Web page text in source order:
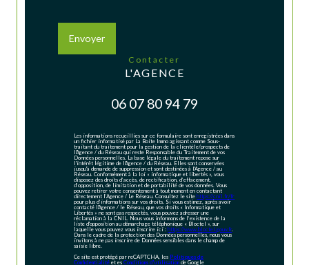
Envoyer
contacter
L'AGENCE
06 07 80 94 79
Les informations recueillies sur ce formulaire sont enregistrées dans
un fichier informatisé par La Boite Immo agissant comme Sous-
traitant du traitement pour la gestion de la clientèle/prospects de
l'Agence / du Réseau qui reste Responsable du Traitement de vos
Données personnelles. La base légale du traitement repose sur
l'intérêt légitime de l'Agence / du Réseau. Elles sont conservées
jusqu'à demande de suppression et sont destinées à l'Agence / au
Réseau. Conformément à la loi « informatique et libertés », vous
disposez des droits d’accès, de rectification, d’effacement,
d’opposition, de limitation et de portabilité de vos données. Vous
pouvez retirer votre consentement à tout moment en contactant
directement l’Agence / Le Réseau. Consultez le sitehttps://cnil.fr/fr
pour plus d’informations sur vos droits. Si vous estimez, après avoir
contacté l'Agence / le Réseau, que vos droits « Informatique et
Libertés » ne sont pas respectés, vous pouvez adresser une
réclamation à la CNIL. Nous vous informons de l’existence de la
liste d'opposition au démarchage téléphonique « Bloctel », sur
laquelle vous pouvez vous inscrire ici :https://www.bloctel.gouv.fr.
Dans le cadre de la protection des Données personnelles, nous vous
invitons à ne pas inscrire de Données sensibles dans le champ de
saisie libre.
Ce site est protégé par reCAPTCHA, les Politiques de
Confidentialité et esConditions d'utilisationde Google